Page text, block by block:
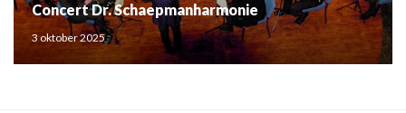
Concert Dr. Schaepmanharmonie
3 oktober 2025